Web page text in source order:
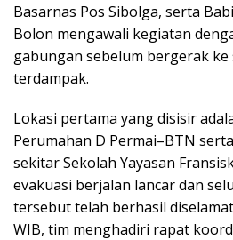
Basarnas Pos Sibolga, serta
Bolon mengawali kegiatan
gabungan sebelum bergerak
terdampak.
Lokasi pertama yang disisir
Perumahan D Permai–BTN
sekitar Sekolah Yayasan
evakuasi berjalan lancar dan
tersebut telah berhasil
WIB, tim menghadiri rapat